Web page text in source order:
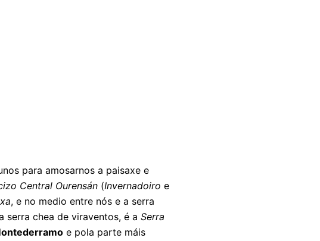
para amosarnos a paisaxe e
Central Ourensán (Invernadoiro e
, e no medio entre nós e a serra
serra chea de viraventos, é a Serra
e pola parte máis